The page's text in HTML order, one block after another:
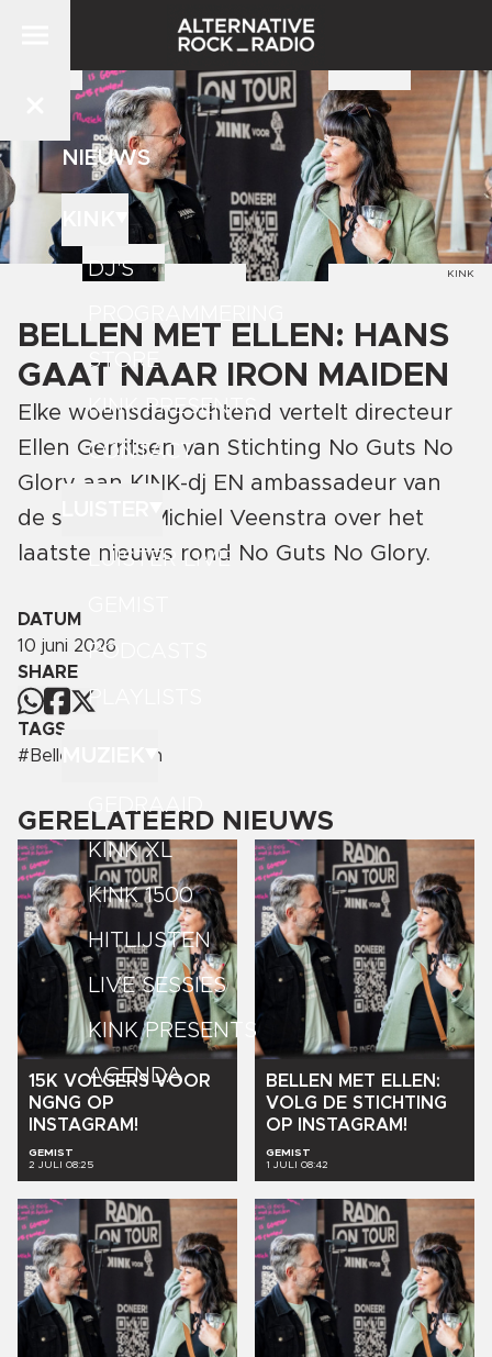
NIEUWS
DJ'S
STORE
KINK PRESENTS
CONTACT
LUISTER LIVE
PODCASTS
PLAYLISTS
KINK XL
KINK 1500
HITLIJSTEN
LIVE SESSIES
KINK PRESENTS
AGENDA
KINK
BELLEN MET ELLEN: HANS
GAAT NAAR IRON MAIDEN
Elke woensdagochtend vertelt directeur
Ellen Gerritsen van Stichting No Guts No
Glory aan KINK-dj EN ambassadeur van
de stichting Michiel Veenstra over het
laatste nieuws rond No Guts No Glory.
DATUM
10 juni 2026
SHARE
TAGS
# Bellen met Ellen
GERELATEERD NIEUWS
15K VOLGERS VOOR
NGNG OP
INSTAGRAM!
GEMIST
2 JULI 08:25
BELLEN MET ELLEN:
VOLG DE STICHTING
OP
INSTAGRAM!
GEMIST
1 JULI 08:42